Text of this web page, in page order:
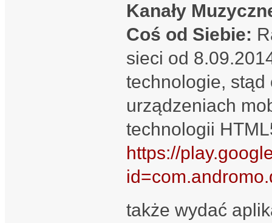
Kanały
Coś od Siebie:
sieci od
technologie,
urządzeniach
technologii
https://
także wydać